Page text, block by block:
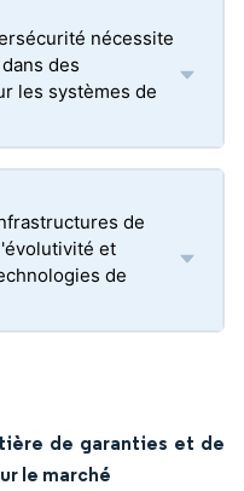
nécessite
des
les systèmes de
de
et
de
de garanties et de
le marché